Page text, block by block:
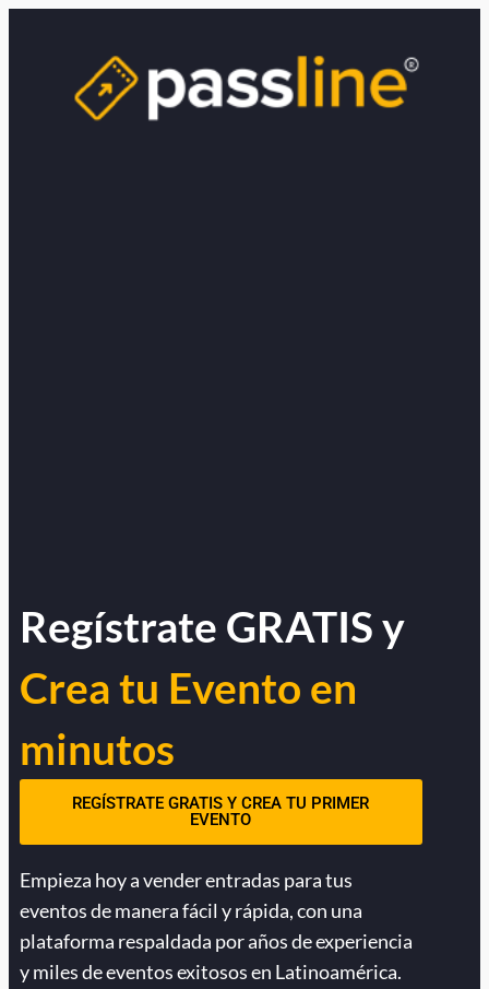
Regístrate GRATIS y
Crea tu Evento en
minutos
REGÍSTRATE GRATIS Y CREA TU PRIMER
EVENTO
Empieza hoy a vender entradas para tus
eventos de manera fácil y rápida, con una
plataforma respaldada por años de experiencia
y miles de eventos exitosos en Latinoamérica.